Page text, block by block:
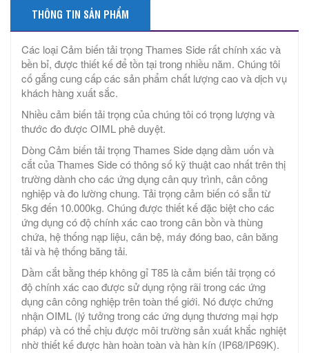
THÔNG TIN SẢN PHẨM
Các loại Cảm biến tải trọng Thames Side rất chính xác và
bền bỉ, được thiết kế để tồn tại trong nhiều năm. Chúng tôi
cố gắng cung cấp các sản phẩm chất lượng cao và dịch vụ
khách hàng xuất sắc.
Nhiều cảm biến tải trọng của chúng tôi có trọng lượng và
thước đo được OIML phê duyệt.
Dòng Cảm biến tải trọng Thames Side dạng dầm uốn và
cắt của Thames Side có thông số kỹ thuật cao nhất trên thị
trường dành cho các ứng dụng cân quy trình, cân công
nghiệp và đo lường chung. Tải trọng cảm biến có sẵn từ
5kg đến 10.000kg. Chúng được thiết kế đặc biệt cho các
ứng dụng có độ chính xác cao trong cân bồn và thùng
chứa, hệ thống nạp liệu, cân bệ, máy đóng bao, cân băng
tải và hệ thống băng tải.
Dầm cắt bằng thép không gỉ T85 là cảm biến tải trọng có
độ chính xác cao được sử dụng rộng rãi trong các ứng
dụng cân công nghiệp trên toàn thế giới. Nó được chứng
nhận OIML (lý tưởng trong các ứng dụng thương mại hợp
pháp) và có thể chịu được môi trường sản xuất khắc nghiệt
nhờ thiết kế được hàn hoàn toàn và hàn kín (IP68/IP69K).